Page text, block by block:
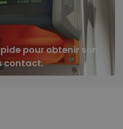
pour obtenir son
contact.